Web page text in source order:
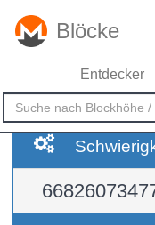
Blöcke
Entdecker